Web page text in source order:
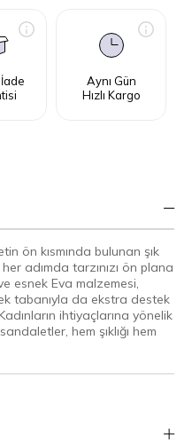
Aynı Gün
Hızlı Kargo
ön kısmında bulunan şık
adımda tarzınızı ön plana
esnek Eva malzemesi,
tabanıyla da ekstra destek
ihtiyaçlarına yönelik
hem şıklığı hem